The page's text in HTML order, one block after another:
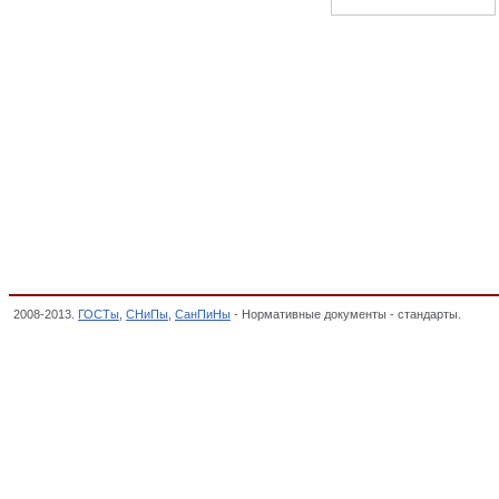
2008-2013. ГОСТы СНиПы СанПиНы - Нормативные документы - стандарты.